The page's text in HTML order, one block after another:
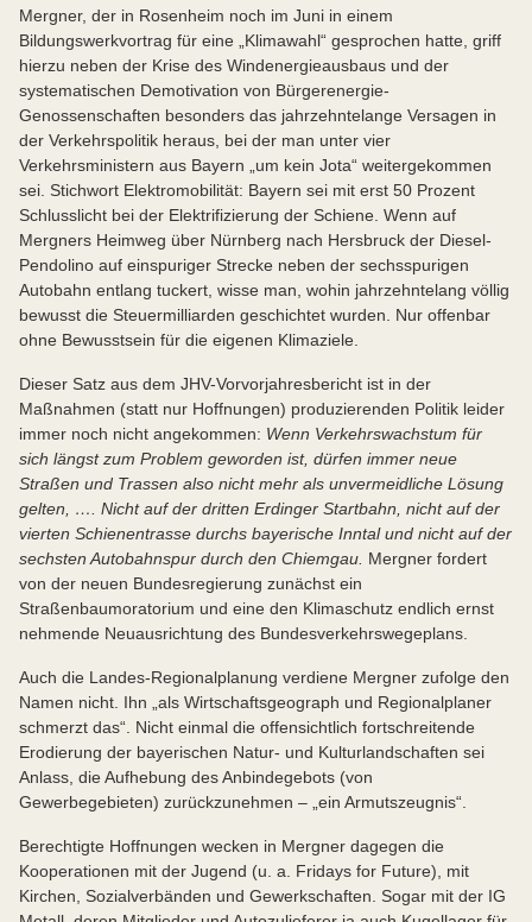
Mergner, der in Rosenheim noch im Juni in einem
Bildungswerkvortrag für eine „Klimawahl“ gesprochen hatte, griff
hierzu neben der Krise des Windenergieausbaus und der
systematischen Demotivation von Bürgerenergie-
Genossenschaften besonders das jahrzehntelange Versagen in
der Verkehrspolitik heraus, bei der man unter vier
Verkehrsministern aus Bayern „um kein Jota“ weitergekommen
sei. Stichwort Elektromobilität: Bayern sei mit erst 50 Prozent
Schlusslicht bei der Elektrifizierung der Schiene. Wenn auf
Mergners Heimweg über Nürnberg nach Hersbruck der Diesel-
Pendolino auf einspuriger Strecke neben der sechsspurigen
Autobahn entlang tuckert, wisse man, wohin jahrzehntelang völlig
bewusst die Steuermilliarden geschichtet wurden. Nur offenbar
ohne Bewusstsein für die eigenen Klimaziele.
Dieser Satz aus dem JHV-Vorvorjahresbericht ist in der
Maßnahmen (statt nur Hoffnungen) produzierenden Politik leider
immer noch nicht angekommen: Wenn Verkehrswachstum für
sich längst zum Problem geworden ist, dürfen immer neue
Straßen und Trassen also nicht mehr als unvermeidliche Lösung
gelten, …. Nicht auf der dritten Erdinger Startbahn, nicht auf der
vierten Schienentrasse durchs bayerische Inntal und nicht auf der
sechsten Autobahnspur durch den Chiemgau. Mergner fordert
von der neuen Bundesregierung zunächst ein
Straßenbaumoratorium und eine den Klimaschutz endlich ernst
nehmende Neuausrichtung des Bundesverkehrswegeplans.
Auch die Landes-Regionalplanung verdiene Mergner zufolge den
Namen nicht. Ihn „als Wirtschaftsgeograph und Regionalplaner
schmerzt das“. Nicht einmal die offensichtlich fortschreitende
Erodierung der bayerischen Natur- und Kulturlandschaften sei
Anlass, die Aufhebung des Anbindegebots (von
Gewerbegebieten) zurückzunehmen – „ein Armutszeugnis“.
Berechtigte Hoffnungen wecken in Mergner dagegen die
Kooperationen mit der Jugend (u. a. Fridays for Future), mit
Kirchen, Sozialverbänden und Gewerkschaften. Sogar mit der IG